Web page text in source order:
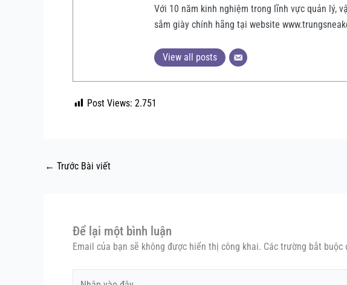
Với 10 năm kinh nghiệm trong lĩnh vực quản lý,
sắm giày chính hãng tại website
View all posts
Post Views: 2.751
← Trước Bài viết
Để lại một bình luận
Email của bạn sẽ không được hiển thị công khai. Các trường bắt buộc